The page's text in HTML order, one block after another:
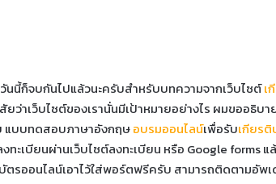
นนี้ก็จบกันไปแล้วนะครับสำหรับบทความจากเว็บไซต์เ
ยว่าเว็บไซต์ของเรานั่นมีเป้าหมายอย่างไร ผมขออธิบ
แบบทดสอบภาษาอังกฤษอบรมออนไลน์เพื่อรับเกียร
งทะเบียนผ่านเว็บไซต์ลงทะเบียน หรือ Google forms
ตรออนไลน์เอาไว้ใส่พอร์ตฟรีครับ สามารถติดตามอัพเ